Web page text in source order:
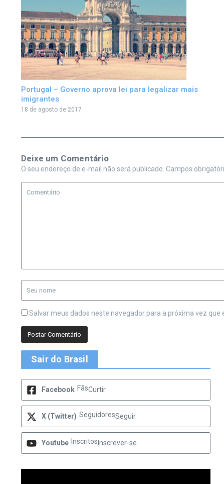
Portugal – Governo aprova lei para legalizar mais
imigrantes
18 de agosto de 2017
Deixe um Comentário
O seu endereço de e-mail não será publicado. Campos
Salvar meus dados neste navegador para a próxima vez que
Sair do Brasil
Facebook FãsCurtir
X (Twitter) SeguidoresSeguir
Youtube Inscritos Inscrever-se